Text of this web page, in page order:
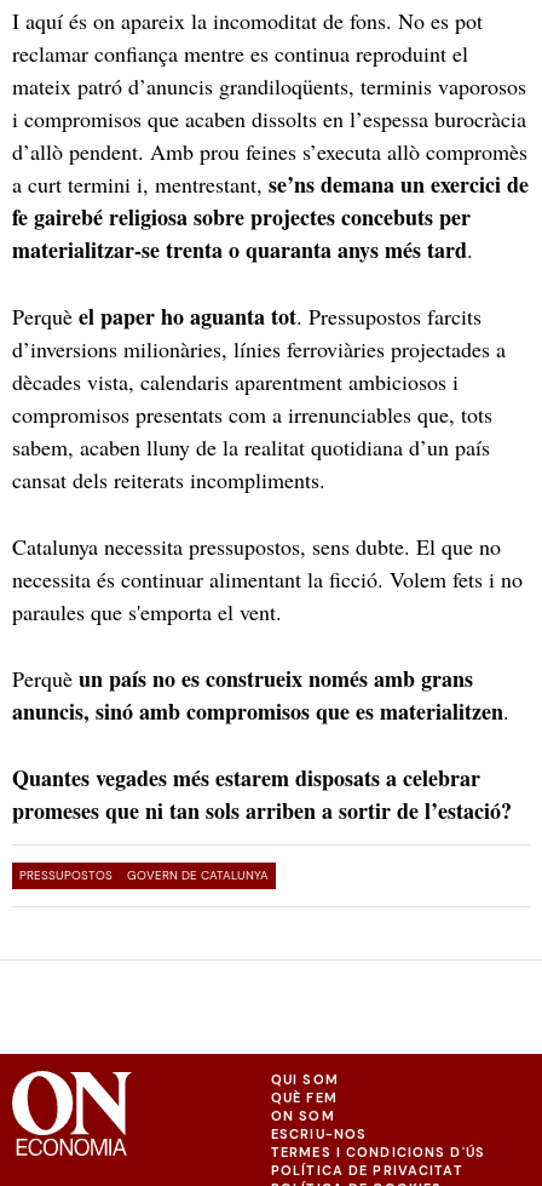
I aquí és on apareix la incomoditat de fons. No es pot
reclamar confiança mentre es continua reproduint el
mateix patró d’anuncis grandiloqüents, terminis vaporosos
i compromisos que acaben dissolts en l’espessa burocràcia
d’allò pendent. Amb prou feines s’executa allò compromès
a curt termini i, mentrestant, se’ns demana un exercici de
fe gairebé religiosa sobre projectes concebuts per
materialitzar-se trenta o quaranta anys més tard.
Perquè el paper ho aguanta tot. Pressupostos farcits
d’inversions milionàries, línies ferroviàries projectades a
dècades vista, calendaris aparentment ambiciosos i
compromisos presentats com a irrenunciables que, tots
sabem, acaben lluny de la realitat quotidiana d’un país
cansat dels reiterats incompliments.
Catalunya necessita pressupostos, sens dubte. El que no
necessita és continuar alimentant la ficció. Volem fets i no
paraules que s'emporta el vent.
Perquè un país no es construeix només amb grans
anuncis, sinó amb compromisos que es materialitzen.
Quantes vegades més estarem disposats a celebrar
promeses que ni tan sols arriben a sortir de l’estació?
PRESSUPOSTOS GOVERN DE CATALUNYA
QUI SOM
QUÈ FEM
ON SOM
ESCRIU-NOS
TERMES I CONDICIONS D'ÚS
POLÍTICA DE PRIVACITAT